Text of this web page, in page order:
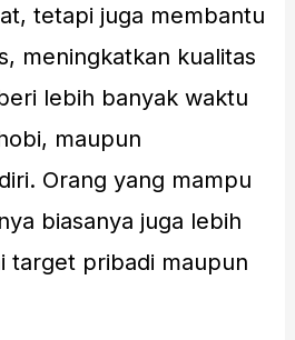
tetapi juga membantu
meningkatkan kualitas
lebih banyak waktu
maupun
Orang yang mampu
biasanya juga lebih
target pribadi maupun